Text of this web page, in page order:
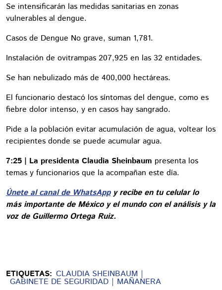
Se intensificarán las medidas sanitarias en zonas
vulnerables al dengue.
Casos de Dengue No grave, suman 1,781.
Instalación de ovitrampas 207,925 en las 32 entidades.
Se han nebulizado más de 400,000 hectáreas.
El funcionario destacó los síntomas del dengue, como es
fiebre dolor intenso, y en casos hay sangrado.
Pide a la población evitar acumulación de agua, voltear los
recipientes donde se puede acumular agua.
7:25 | La presidenta Claudia Sheinbaum presenta los
temas y funcionarios que la acompañan este día.
Únete al canal de WhatsAppy recibe en tu celular lo
más importante de México y el mundo con el análisis y la
voz de Guillermo Ortega Ruiz.
ETIQUETAS: CLAUDIA SHEINBAUM
GABINETE DE SEGURIDAD MAÑANERA